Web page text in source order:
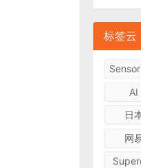
标签云
AI
日
网